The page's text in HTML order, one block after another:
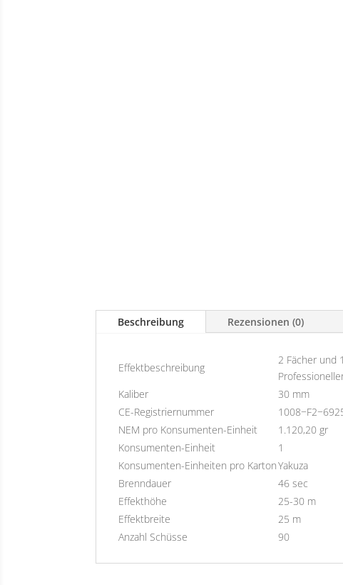
Beschreibung Rezensionen (0)
Effektbeschreibung
2 Fächer und
Kaliber
30 mm
CE-Registriernummer
NEM pro Konsumenten-Einheit
1.120,20 gr
Konsumenten-Einheit
1
Konsumenten-Einheiten pro KartonYakuza
Brenndauer
46 sec
Effekthöhe
25-30 m
Effektbreite
25 m
Anzahl Schüsse
90